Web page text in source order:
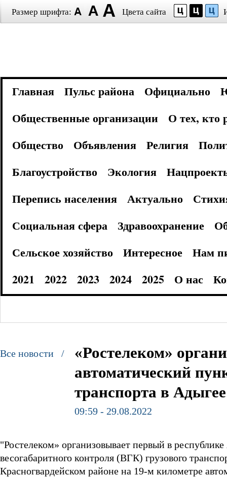
Размер шрифта: Цвета сайта
Главная Пульс района Официально
Общественные организации
О тех, кто
Общество
Объявления Религия
Благоустройство
Экология
Перепись населения
Актуально
Социальная сфера
Здравоохранение
Сельское хозяйство
Интересное
Нам
2021
2022 2023 2024 2025 О нас
Все новости /
«Ростелеком»
автоматический
транспорта в Адыгее
09:59 - 29.08.2022
"Ростелеком» организовывает первый в
весогабаритного контроля (ВГК) грузового
Красногвардейском районе на 19-м километре